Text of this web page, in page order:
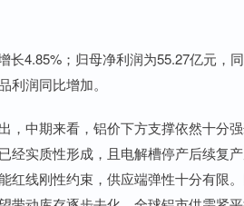
4.85%；归母净利润为55.27亿元，
润同比增加。
中期来看，铝价下方支撑依然十分
实质性形成，且电解槽停产后续复
线刚性约束，供应端弹性十分有限。